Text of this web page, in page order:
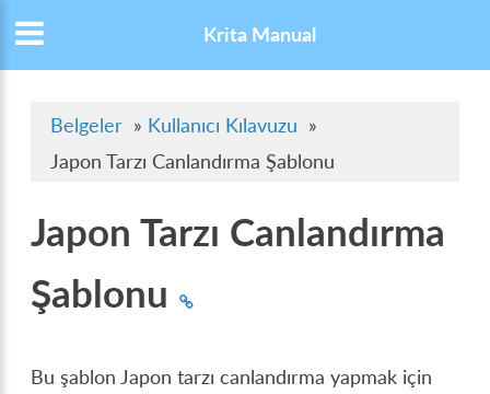
Krita Manual
Belgeler » Kullanıcı Kılavuzu »
Japon Tarzı Canlandırma Şablonu
Japon Tarzı Canlandırma
Şablonu
Bu şablon Japon tarzı canlandırma yapmak için